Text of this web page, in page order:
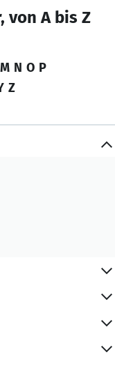
von A bis Z
M N O P
Z